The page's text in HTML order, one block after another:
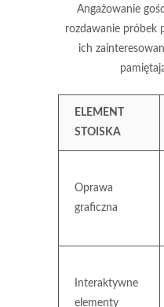
Angażowanie
rozdawanie próbek
ich
ELEMENT
STOISKA
Oprawa
graficzna
Interaktywne
elementy